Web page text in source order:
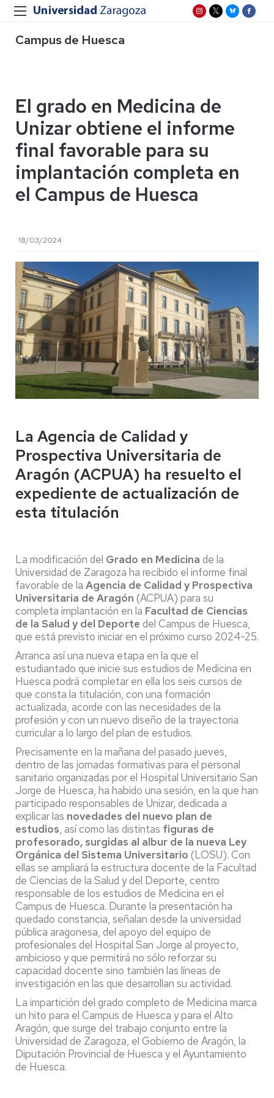
Campus de Huesca
El grado en Medicina de
Unizar obtiene el informe
final favorable para su
implantación completa en
el Campus de Huesca
18/03/2024
La Agencia de Calidad y
Prospectiva Universitaria de
Aragón (ACPUA) ha resuelto el
expediente de actualización de
esta titulación
La modificación del Grado en Medicina de la
Universidad de Zaragoza ha recibido el informe final
favorable de la Agencia de Calidad y Prospectiva
Universitaria de Aragón (ACPUA) para su
completa implantación en la Facultad de Ciencias
de la Salud y del Deporte del Campus de Huesca,
que está previsto iniciar en el próximo curso 2024-25.
Arranca así una nueva etapa en la que el
estudiantado que inicie sus estudios de Medicina en
Huesca podrá completar en ella los seis cursos de
que consta la titulación, con una formación
actualizada, acorde con las necesidades de la
profesión y con un nuevo diseño de la trayectoria
curricular a lo largo del plan de estudios.
Precisamente en la mañana del pasado jueves,
dentro de las jornadas formativas para el personal
sanitario organizadas por el Hospital Universitario San
Jorge de Huesca, ha habido una sesión, en la que han
participado responsables de Unizar, dedicada a
explicar las novedades del nuevo plan de
estudios, así como las distintas figuras de
profesorado, surgidas al albur de la nueva Ley
Orgánica del Sistema Universitario (LOSU). Con
ellas se ampliará la estructura docente de la Facultad
de Ciencias de la Salud y del Deporte, centro
responsable de los estudios de Medicina en el
Campus de Huesca. Durante la presentación ha
quedado constancia, señalan desde la universidad
pública aragonesa, del apoyo del equipo de
profesionales del Hospital San Jorge al proyecto,
ambicioso y que permitirá no sólo reforzar su
capacidad docente sino también las líneas de
investigación en las que desarrollan su actividad.
La impartición del grado completo de Medicina marca
un hito para el Campus de Huesca y para el Alto
Aragón, que surge del trabajo conjunto entre la
Universidad de Zaragoza, el Gobierno de Aragón, la
Diputación Provincial de Huesca y el Ayuntamiento
de Huesca.